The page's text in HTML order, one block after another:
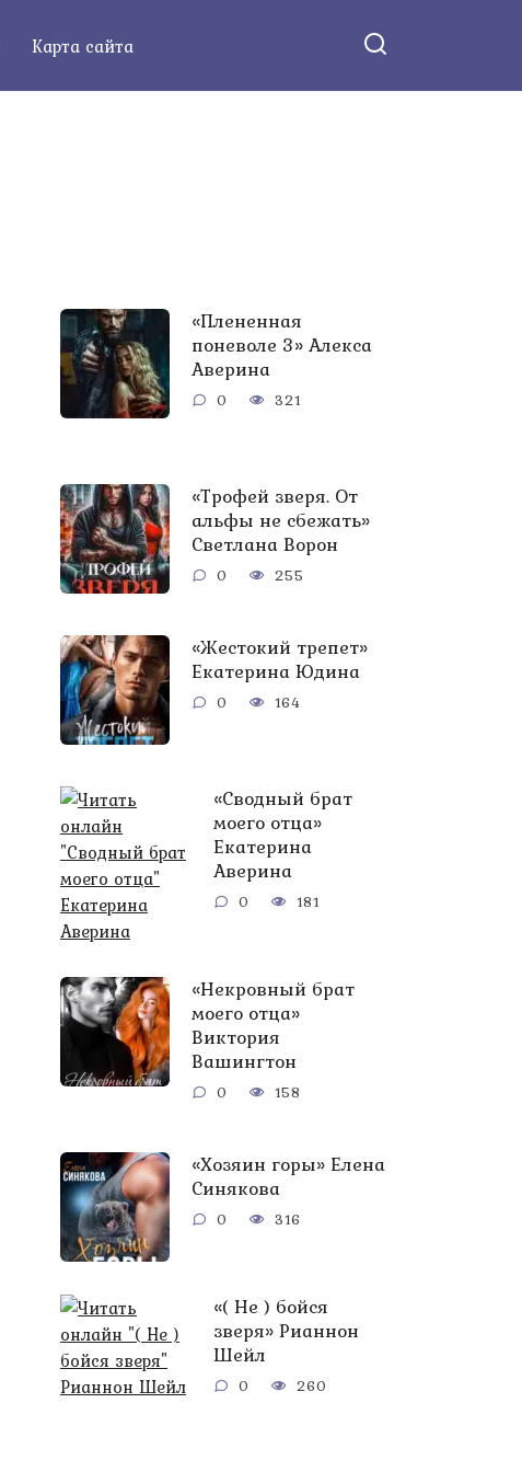
Карта сайта
«Плененная
поневоле 3» Алекса
Аверина
0 321
«Трофей зверя. От
альфы не сбежать»
Светлана Ворон
0 255
«Жестокий трепет»
Екатерина Юдина
0 164
«Сводный брат
моего отца»
Екатерина
Аверина
0 181
«Некровный брат
моего отца»
Виктория
Вашингтон
0 158
«Хозяин горы» Елена
Синякова
0 316
«( Не ) бойся
зверя» Рианнон
Шейл
0 260